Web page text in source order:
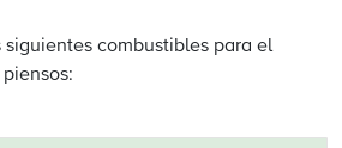
combustibles para el